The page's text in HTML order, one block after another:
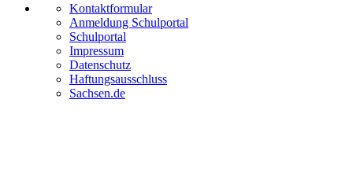
Kontaktformular
Anmeldung Schulportal
Schulportal
Impressum
Datenschutz
Haftungsausschluss
Sachsen.de